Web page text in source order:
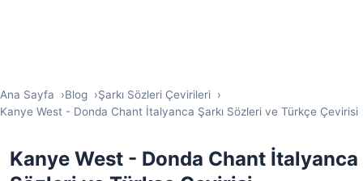
Ana Sayfa Blog
Şarkı Sözleri Çevirileri
Kanye West - Donda Chant İtalyanca Şarkı Sözleri ve Türkçe Çevirisi
Kanye West - Donda Chant İtalyanca